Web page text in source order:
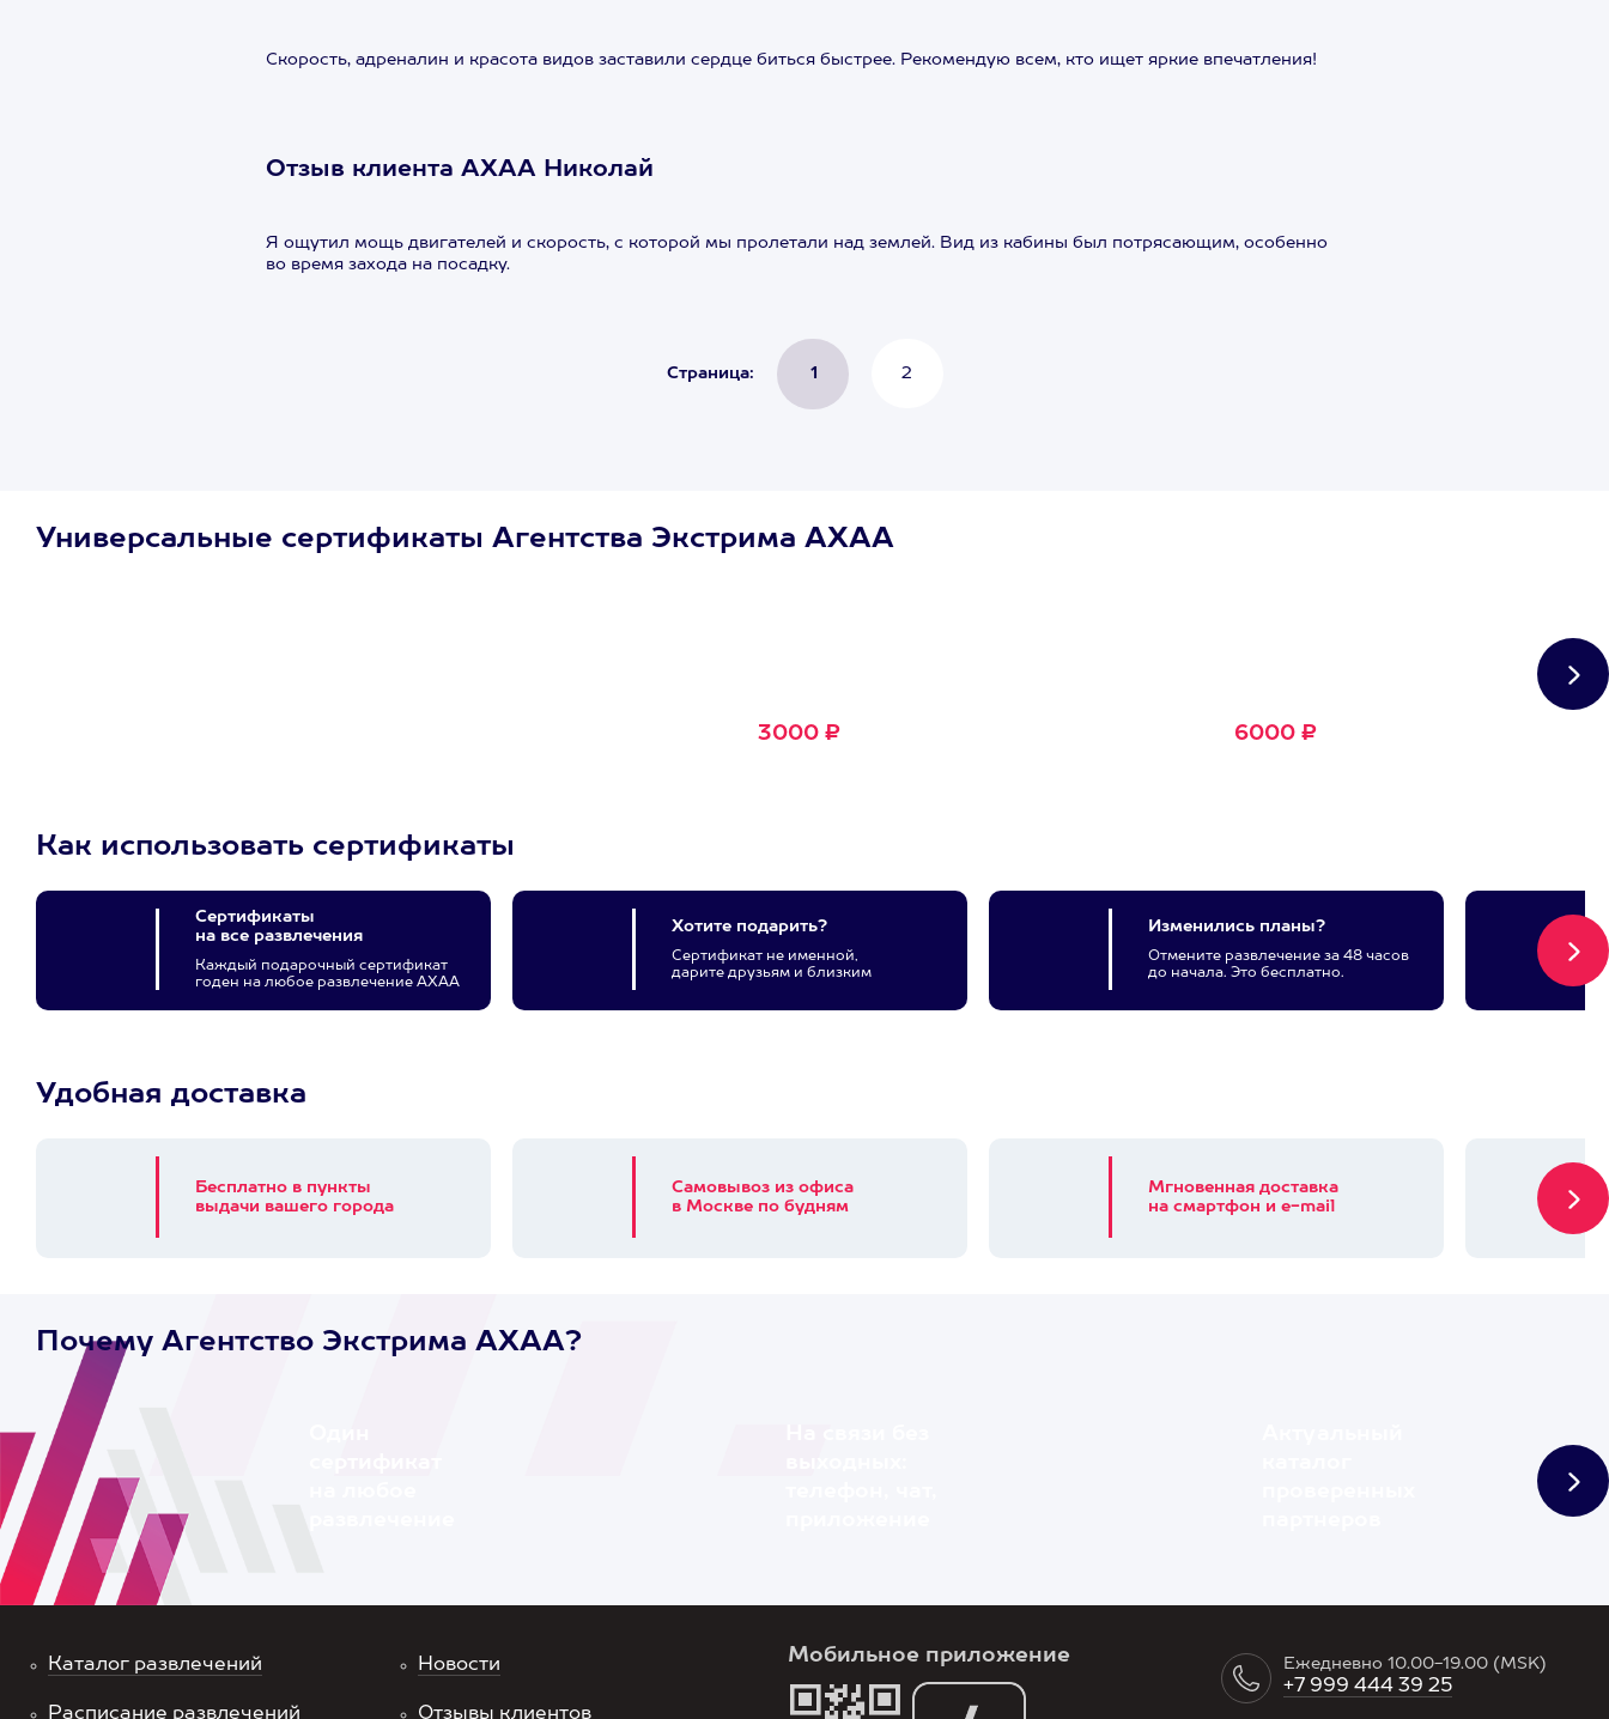
Скорость, адреналин и красота видов заставили сердце биться быстрее. Рекомендую всем, кто ищет яркие впечатления!
Отзыв клиента АХАА Николай
Я ощутил мощь двигателей и скорость, с которой мы пролетали над землей. Вид из кабины был потрясающим, особенно
во время захода на посадку.
Страница: 1 2
Универсальные сертификаты Агентства Экстрима АХАА
3000 ₽ 6000 ₽
Как использовать сертификаты
Сертификаты
на все развлечения
Каждый подарочный сертификат
годен на любое развлечение АХАА
Хотите подарить?
Сертификат не именной,
дарите друзьям и близким
Изменились планы?
Отмените развлечение за 48 часов
до начала. Это бесплатно.
Удобная доставка
Бесплатно в пункты
выдачи вашего города
Самовывоз из офиса
в Москве по будням
Мгновенная доставка
на смартфон и e-mail
Почему Агентство Экстрима AXAA?
Каталог развлечений
Расписание развлечений
Новости
Отзывы клиентов
Мобильное приложение Ежедневно 10.00-19.00 (MSK)
+7 999 444 39 25